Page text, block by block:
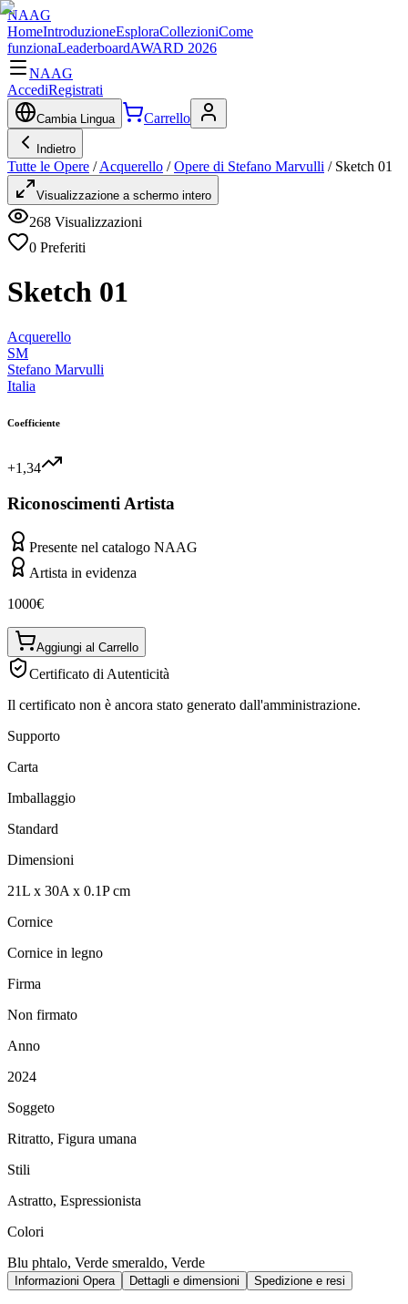
NAAG
HomeIntroduzioneEsploraCollezioniCome
funzionaLeaderboardAWARD 2026
NAAG
AccediRegistrati
Cambia Lingua Carrello
Indietro
Tutte le Opere / Acquerello / Opere di Stefano Marvulli / Sketch 01
Visualizzazione a schermo intero
268 Visualizzazioni
0 Preferiti
Sketch 01
Acquerello
SM
Stefano Marvulli
Italia
Coefficiente
+1,34
Riconoscimenti Artista
Presente nel catalogo NAAG
Artista in evidenza
1000€
Aggiungi al Carrello
Certificato di Autenticità
Il certificato non è ancora stato generato dall'amministrazione.
Supporto
Carta
Imballaggio
Standard
Dimensioni
21L x 30A x 0.1Pcm
Cornice
Cornice in legno
Firma
Non firmato
Anno
2024
Soggeto
Ritratto, Figura umana
Stili
Astratto, Espressionista
Colori
Blu phtalo, Verde smeraldo, Verde
Informazioni Opera Dettagli e dimensioni Spedizione e resi